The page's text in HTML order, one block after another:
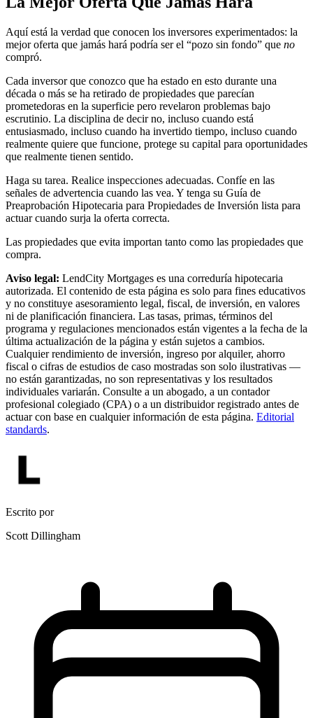
Aquí está la verdad que conocen los inversores experimentados: la
mejor oferta que jamás hará podría ser el “pozo sin fondo” que no
compró.
Cada inversor que conozco que ha estado en esto durante una
década o más se ha retirado de propiedades que parecían
prometedoras en la superficie pero revelaron problemas bajo
escrutinio. La disciplina de decir no, incluso cuando está
entusiasmado, incluso cuando ha invertido tiempo, incluso cuando
realmente quiere que funcione, protege su capital para oportunidades
que realmente tienen sentido.
Haga su tarea. Realice inspecciones adecuadas. Confíe en las
señales de advertencia cuando las vea. Y tenga su Guía de
Preaprobación Hipotecaria para Propiedades de Inversión lista para
actuar cuando surja la oferta correcta.
Las propiedades que evita importan tanto como las propiedades que
compra.
Aviso legal: LendCity Mortgages es una correduría hipotecaria
autorizada. El contenido de esta página es solo para fines educativos
y no constituye asesoramiento legal, fiscal, de inversión, en valores
ni de planificación financiera. Las tasas, primas, términos del
programa y regulaciones mencionados están vigentes a la fecha de la
última actualización de la página y están sujetos a cambios.
Cualquier rendimiento de inversión, ingreso por alquiler, ahorro
fiscal o cifras de estudios de caso mostradas son solo ilustrativas —
no están garantizadas, no son representativas y los resultados
individuales variarán. Consulte a un abogado, a un contador
profesional colegiado (CPA) o a un distribuidor registrado antes de
actuar con base en cualquier información de esta página. Editorial
standards.
Escrito por
Scott Dillingham